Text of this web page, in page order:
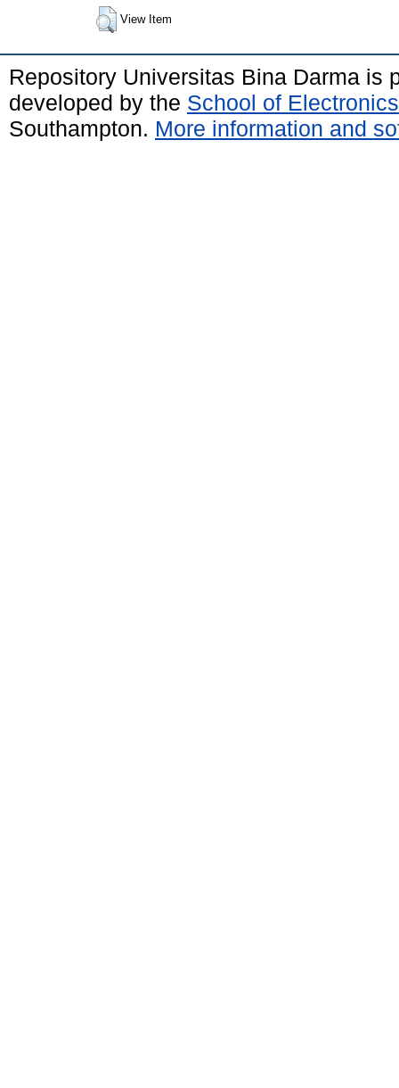
View Item
Repository Universitas Bina Darma is
developed by the School of
Southampton. More information and